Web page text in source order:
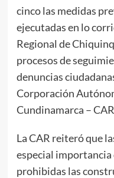
cinco las medidas
ejecutadas en lo
Regional de
procesos de
denuncias
Corporación
Cundinamarca –
La CAR reiteró que
especial importancia
prohibidas las